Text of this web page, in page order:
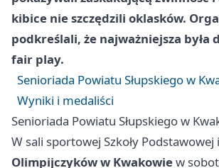
kibice nie szczędzili oklasków.
podkreślali, że najważniejsza była
fair play.
Senioriada Powiatu Słupskiego w
Wyniki i medaliści
Senioriada Powiatu Słupskiego w
W sali sportowej Szkoły Podstawowej
Olimpijczyków w Kwakowiew